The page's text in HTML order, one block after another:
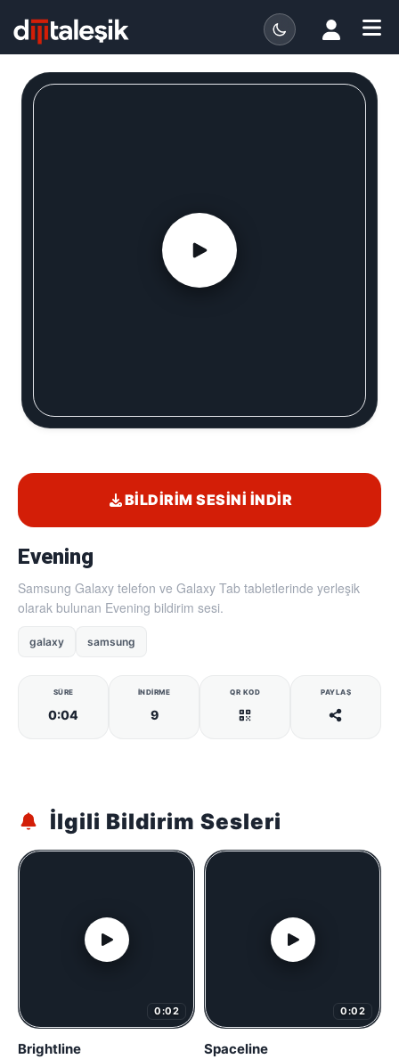
Evening
Samsung Galaxy telefon ve Galaxy Tab tabletlerinde yerleşik
olarak bulunan Evening bildirim sesi.
galaxy samsung
SÜRE
0:04
İNDIRME
9
QR KOD PAYLAŞ
BILDIRIM SESINI İNDIR
İlgili Bildirim Sesleri
0:02
Brightline
0:02
Spaceline